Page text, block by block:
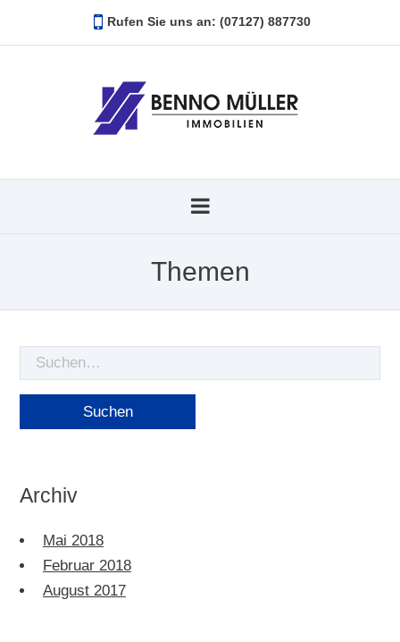
Rufen Sie uns an: (07127) 887730
Themen
Suche
nach
Archiv
Mai 2018
Februar 2018
August 2017